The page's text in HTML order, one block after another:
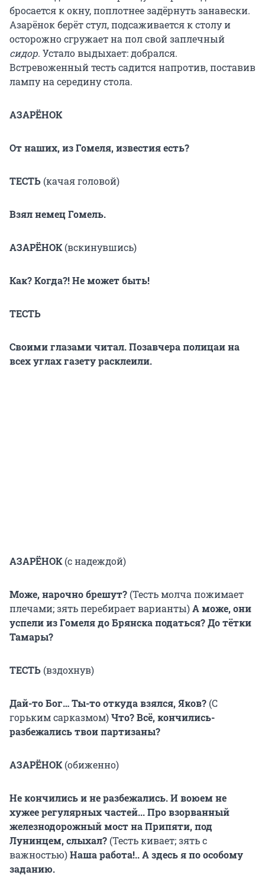
бросается к окну, поплотнее задёрнуть занавески.
Азарёнок берёт стул, подсаживается к столу и
осторожно сгружает на пол свой заплечный
сидор. Устало выдыхает: добрался.
Встревоженный тесть садится напротив, поставив
лампу на середину стола.
АЗАРЁНОК
От наших, из Гомеля, известия есть?
ТЕСТЬ (качая головой)
Взял немец Гомель.
АЗАРЁНОК (вскинувшись)
Как? Когда?! Не может быть!
ТЕСТЬ
Своими глазами читал. Позавчера полицаи на
всех углах газету расклеили.
АЗАРЁНОК (с надеждой)
Може, нарочно брешут? (Тесть молча пожимает
плечами; зять перебирает варианты)А може, они
успели из Гомеля до Брянска податься? До тётки
Тамары?
ТЕСТЬ (вздохнув)
Дай-то Бог… Ты-то откуда взялся, Яков? (С
горьким сарказмом)Что?Всё, кончились-
разбежались твои партизаны?
АЗАРЁНОК (обиженно)
Не кончились и не разбежались. И воюем не
хужее регулярных частей... Про взорванный
железнодорожный мост на Припяти, под
Лунинцем, слыхал? (Тесть кивает; зять с
важностью)Наша работа!.. А здесь я по особому
заданию.